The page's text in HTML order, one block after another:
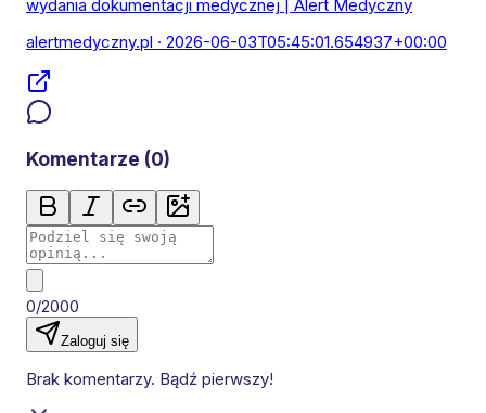
wydania dokumentacji medycznej | Alert Medyczny
alertmedyczny.pl · 2026-06-03T05:45:01.654937+00:00
Komentarze (0)
0/2000
Zaloguj się
Brak komentarzy. Bądź pierwszy!